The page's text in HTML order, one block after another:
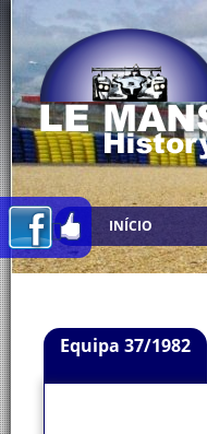
INÍCIO
Equipa 37/1982